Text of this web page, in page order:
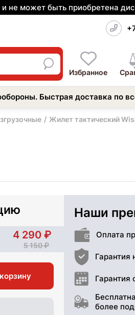
не может быть приобретена
Избранное
Быстрая доставка по
Жилет тактический
4 290
5 150
Наши
Оплата
Гарантия
Гарантия
более